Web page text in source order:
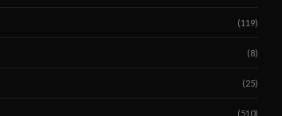
(119)
(8)
(25)
(510)